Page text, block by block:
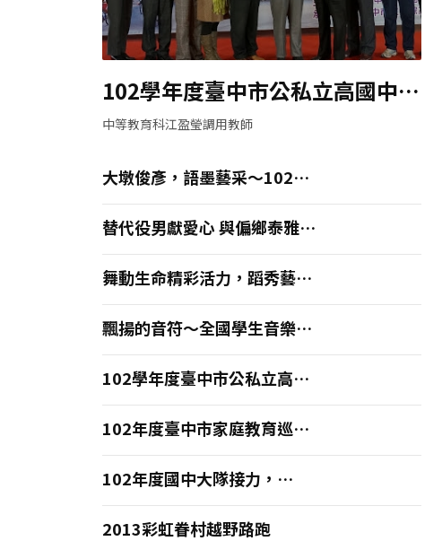
102學年度臺中市公私立高國中家
長會會長授證暨座談會
中等教育科江盈瑩調用教師
大墩俊彥，語墨藝采～102年
全國語文競賽閉幕典禮
替代役男獻愛心 與偏鄉泰雅族
學童一起快樂學習
舞動生命精彩活力，蹈秀藝術
創新美感！～102學年度全國
學生舞蹈比賽臺中市初賽成果
花絮
飄揚的音符～全國學生音樂比
賽暨師生鄉土歌謠比賽臺中巿
初賽
102學年度臺中市公私立高中
國中家長會長授證活動
102年度臺中市家庭教育巡迴
輔導訪視
102年度國中大隊接力，
5000名選手齊聚一堂熱力開
「跑」！
2013彩虹眷村越野路跑